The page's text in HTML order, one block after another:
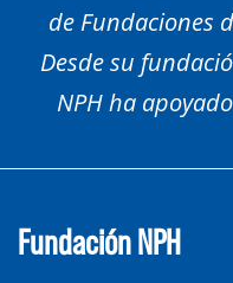
de Fundaciones
Desde su
NPH ha
Fundación NPH